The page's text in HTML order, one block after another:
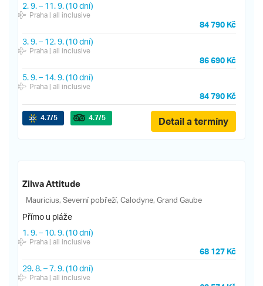
2. 9.– 11. 9.(10 dní)
Praha| all inclusive
84 790 Kč
3. 9.– 12. 9.(10 dní)
Praha| all inclusive
86 690 Kč
5. 9.– 14. 9.(10 dní)
Praha| all inclusive
84 790 Kč
4.7/5 4.7/5 Detail a termíny
Zilwa Attitude
Mauricius, Severní pobřeží, Calodyne, Grand Gaube
Přímo u pláže
1. 9.– 10. 9.(10 dní)
Praha| all inclusive
68 127 Kč
29. 8.–7. 9.(10 dní)
Praha| all inclusive